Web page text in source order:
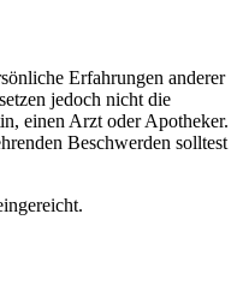
Erfahrungen anderer
jedoch nicht die
einen Arzt oder Apotheker.
Beschwerden solltest